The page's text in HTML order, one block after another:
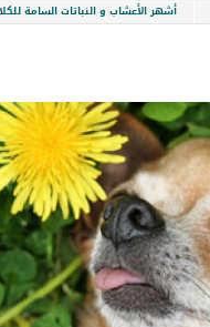
أشهر الأعشاب و النباتات السامة